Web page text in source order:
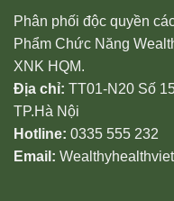
Phân phối độc quyền
Phẩm Chức Năng
XNK HQM.
Địa chỉ: TT01-N20 Số
TP.Hà Nội
Hotline: 0335 555 232
Email: